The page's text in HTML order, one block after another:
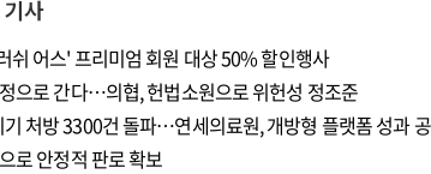
사
쉬 어스' 프리미엄 회원 대상 50% 할인행사
으로 간다…의협, 헌법소원으로 위헌성 정조준
처방 3300건 돌파…연세의료원, 개방형 플랫폼 성과
로 안정적 판로 확보